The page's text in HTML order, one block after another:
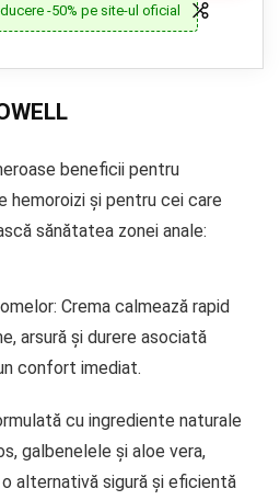
-50% pe site-ul oficial
beneficii pentru
hemoroizi și pentru cei care
sănătatea zonei anale:
Crema calmează rapid
arsură și durere asociată
confort imediat.
cu ingrediente naturale
galbenelele și aloe vera,
alternativă sigură și eficientă